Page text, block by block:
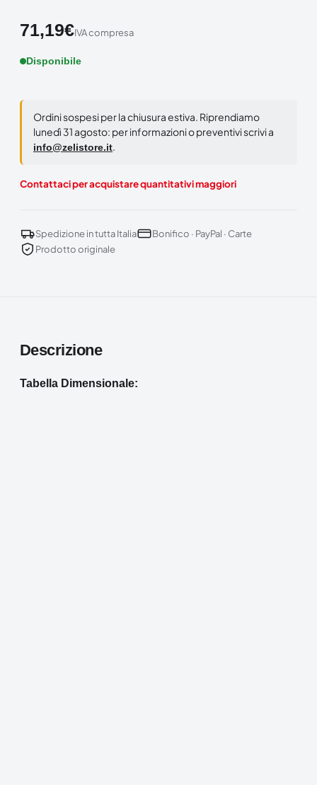
71,19€IVA compresa
Disponibile
Ordini sospesi per la chiusura estiva. Riprendiamo
lunedì 31 agosto: per informazioni o preventivi scrivi a
info@zelistore.it.
Contattaci per acquistare quantitativi maggiori
Spedizione in tutta Italia
Bonifico · PayPal · Carte
Prodotto originale
Descrizione
Tabella Dimensionale: